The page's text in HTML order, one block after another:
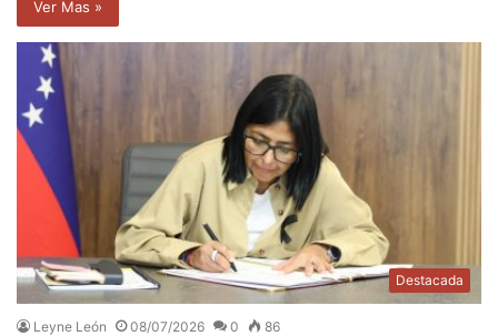
Ver Mas »
Destacada
Leyne León 08/07/2026 0 86